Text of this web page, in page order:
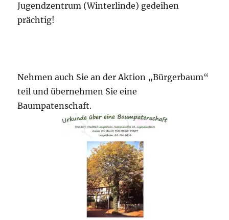
Jugendzentrum (Winterlinde) gedeihen
prächtig!
Nehmen auch Sie an der Aktion „Bürgerbaum“
teil und übernehmen Sie eine
Baumpatenschaft.